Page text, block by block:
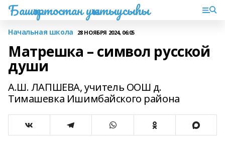
Башҡортостан уҡытыусыһы
Начальная школа 28 НОЯБРЯ 2024, 06:05
Матрешка – символ русской
души
А.Ш. ЛАПШЕВА, учитель ООШ д.
Тимашевка Ишимбайского района